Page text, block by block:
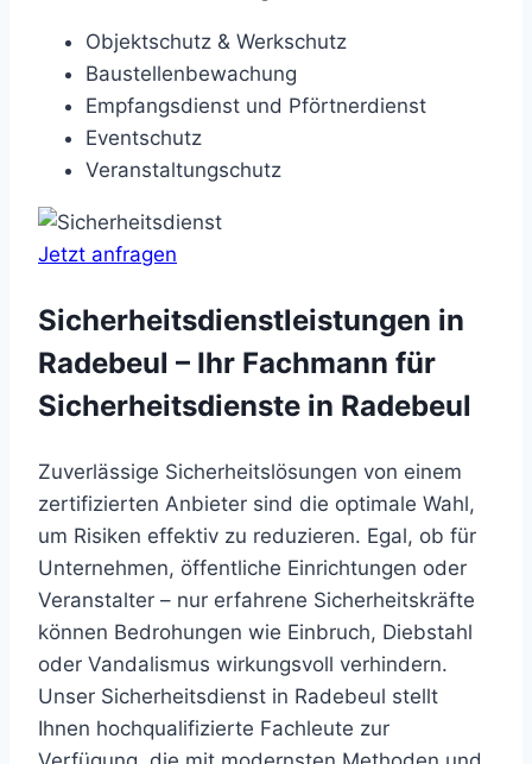
Objektschutz & Werkschutz
Baustellenbewachung
Empfangsdienst und Pförtnerdienst
Eventschutz
Veranstaltungschutz
Jetzt anfragen
Sicherheitsdienstleistungen in
Radebeul – Ihr Fachmann für
Sicherheitsdienste in Radebeul
Zuverlässige Sicherheitslösungen von einem
zertifizierten Anbieter sind die optimale Wahl,
um Risiken effektiv zu reduzieren. Egal, ob für
Unternehmen, öffentliche Einrichtungen oder
Veranstalter – nur erfahrene Sicherheitskräfte
können Bedrohungen wie Einbruch, Diebstahl
oder Vandalismus wirkungsvoll verhindern.
Unser Sicherheitsdienst in Radebeul stellt
Ihnen hochqualifizierte Fachleute zur